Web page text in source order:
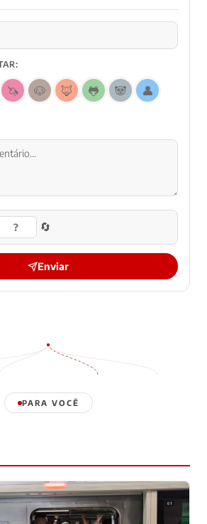
🦄 🐶 🦊 🐸 🐼
👤
🔄
Enviar
PARA VOCÊ